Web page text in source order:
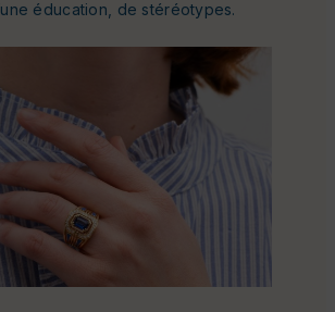
éducation, de stéréotypes.